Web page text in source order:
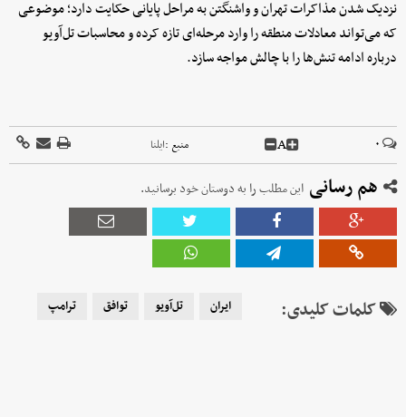
نزدیک شدن مذاکرات تهران و واشنگتن به مراحل پایانی حکایت دارد؛ موضوعی
که می‌تواند معادلات منطقه را وارد مرحله‌ای تازه کرده و محاسبات تل‌آویو
درباره ادامه تنش‌ها را با چالش مواجه سازد.
۰ A منبع :ایلنا
هم رسانی این مطلب را به دوستان خود برسانید.
کلمات کلیدی: ایران تل‌آویو توافق ترامپ